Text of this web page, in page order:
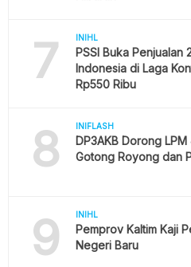
7 INIHL
PSSI Buka
Indonesia di Laga
Rp550 Ribu
8 INIFLASH
DP3AKB Dorong
Gotong Royong dan
9 INIHL
Pemprov Kaltim Kaji
Negeri Baru